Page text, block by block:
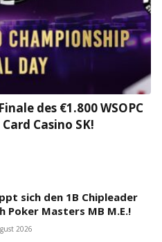
des €1.800 WSOPC
Casino SK!
sich den 1B Chipleader
Poker Masters MB M.E.!
2026